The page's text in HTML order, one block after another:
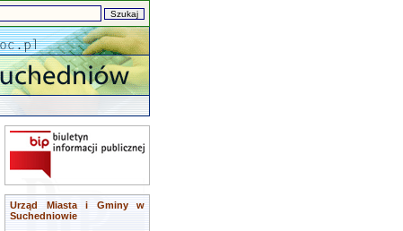
Urząd Miasta i Gminy w
Suchedniowie